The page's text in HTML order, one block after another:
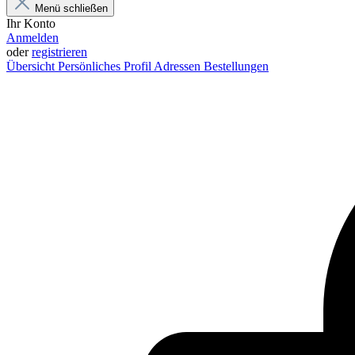
Menü schließen
Ihr Konto
Anmelden
oderregistrieren
Übersicht Persönliches Profil Adressen Bestellungen